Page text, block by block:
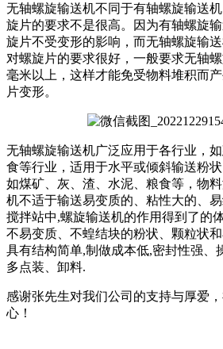
无轴螺旋输送机不同于有轴螺旋输送
旋片的要求不是很高。因为有轴螺旋
旋片不受变形的影响，而无轴螺旋输
对螺旋片的要求很好，一般要求无轴
毫米以上，这样才能免受物料堆积而
片变形。
无轴螺旋输送机广泛应用于各行业，
食等行业，适用于水平或倾斜输送粉
如煤矿、灰、渣、水泥、粮食等，物
机不适于输送易变质的、粘性大的、
搅拌站中,螺旋输送机的作用得到了的
不易变质、不蝗结块的粉状、颗粒状
具有结构简单,制做成本低,密封性强、
多点装、卸料.
感谢张先生对我们公司的支持与厚爱
心！